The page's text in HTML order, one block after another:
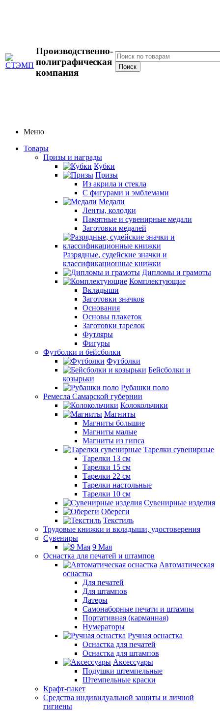
Производственно-
полиграфическая
компания
Меню
Товары
Призы и награды
Кубки
Призы
Из акрила и стекла
С фигурами и эмблемами
Медали
Ленты, колодки
Памятные и сувенирные медали
Заготовки медалей
Разрядные, судейские значки и
классификационные книжки
Дипломы и грамоты
Комплектующие
Вкладыши
Заготовки значков
Основания
Основы плакеток
Заготовки тарелок
Футляры
Фигуры
Футболки и бейсболки
Футболки
Бейсболки и
козырьки
Рубашки поло
Ремесла Самарской губернии
Колокольчики
Магниты
Магниты большие
Магниты малые
Магниты из гипса
Тарелки сувенирные
Тарелки 13 см
Тарелки 15 см
Тарелки 22 см
Тарелки настольные
Тарелки 10 см
Сувенирные изделия
Обереги
Текстиль
Трудовые книжки и вкладыши, удостоверения
Сувениры
9 Мая
Оснастка для печатей и штампов
Автоматическая
оснастка
Для печатей
Для штампов
Датеры
Самонаборные печати и штампы
Портативная (карманная)
Нумераторы
Ручная оснастка
Оснастка для печатей
Оснастка для штампов
Аксессуары
Подушки штемпельные
Штемпельные краски
Крафт-пакет
Средства индивидуальной защиты и личной
гигиены